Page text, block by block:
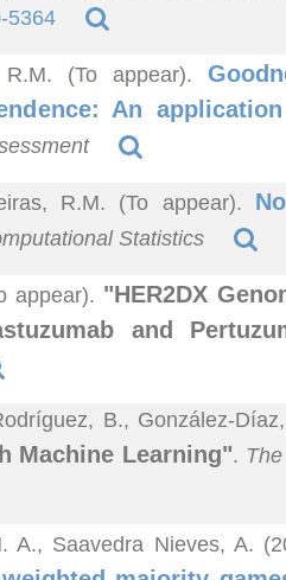
5364
R.M. (To appear).
An
R.M. (To appear).
Statistics
appear). "HER2DX
and
B., González-
Machine Learning".
A., Saavedra Nieves, A.